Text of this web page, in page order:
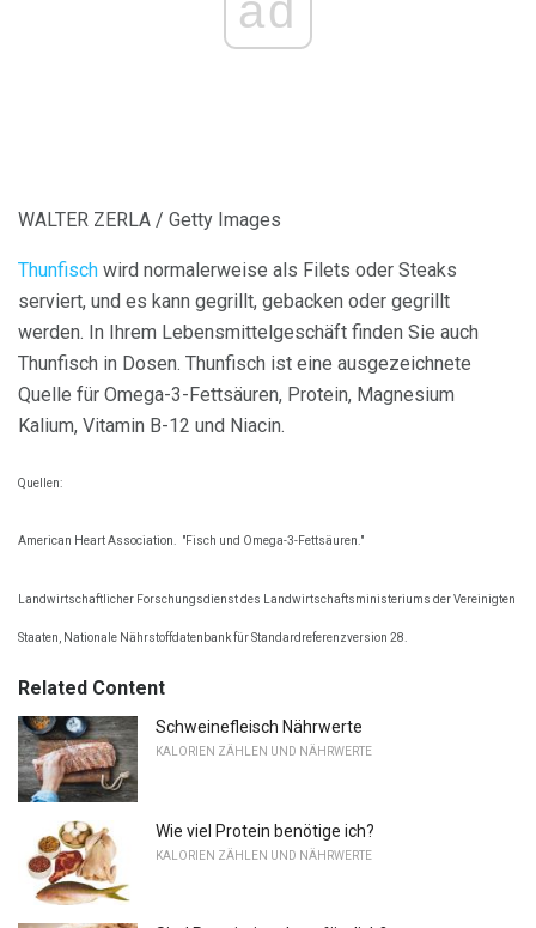
WALTER ZERLA / Getty Images
Thunfisch wird normalerweise als Filets oder Steaks
serviert, und es kann gegrillt, gebacken oder gegrillt
werden. In Ihrem Lebensmittelgeschäft finden Sie auch
Thunfisch in Dosen. Thunfisch ist eine ausgezeichnete
Quelle für Omega-3-Fettsäuren, Protein, Magnesium
Kalium, Vitamin B-12 und Niacin.
Quellen:
American Heart Association. "Fisch und Omega-3-Fettsäuren."
Landwirtschaftlicher Forschungsdienst des Landwirtschaftsministeriums der Vereinigten
Staaten, Nationale Nährstoffdatenbank für Standardreferenzversion 28.
Related Content
Schweinefleisch Nährwerte
KALORIEN ZÄHLEN UND NÄHRWERTE
Wie viel Protein benötige ich?
KALORIEN ZÄHLEN UND NÄHRWERTE